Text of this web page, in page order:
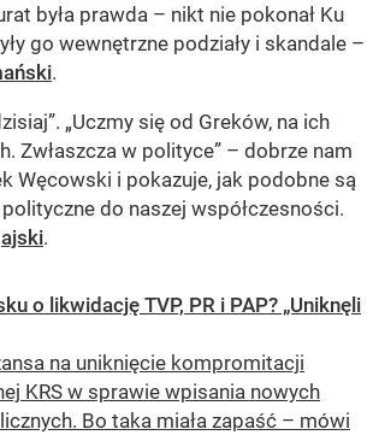
była prawda – nikt nie pokonał Ku
go wewnętrzne podziały i skandale –
.
„Uczmy się od Greków, na ich
Zwłaszcza w polityce” – dobrze nam
Węcowski i pokazuje, jak podobne są
do naszej współczesności.
.
o likwidację TVP, PR i PAP? „Uniknęli
na uniknięcie kompromitacji
KRS w sprawie wpisania nowych
Bo taka miała zapaść – mówi